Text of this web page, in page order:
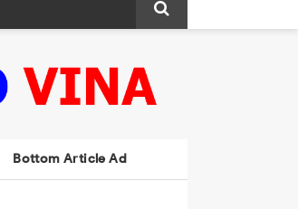
Bottom Article Ad